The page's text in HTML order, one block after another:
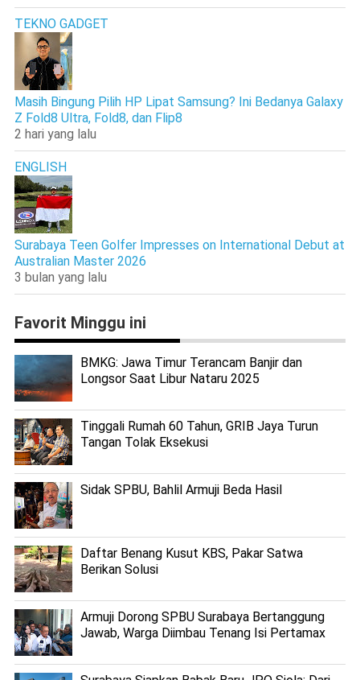
TEKNO GADGET
Masih Bingung Pilih HP Lipat Samsung? Ini Bedanya Galaxy
Z Fold8 Ultra, Fold8, dan Flip8
2 hari yang lalu
ENGLISH
Surabaya Teen Golfer Impresses on International Debut at
Australian Master 2026
3 bulan yang lalu
Favorit Minggu ini
BMKG: Jawa Timur Terancam Banjir dan
Longsor Saat Libur Nataru 2025
Tinggali Rumah 60 Tahun, GRIB Jaya Turun
Tangan Tolak Eksekusi
Sidak SPBU, Bahlil Armuji Beda Hasil
Daftar Benang Kusut KBS, Pakar Satwa
Berikan Solusi
Armuji Dorong SPBU Surabaya Bertanggung
Jawab, Warga Diimbau Tenang Isi Pertamax